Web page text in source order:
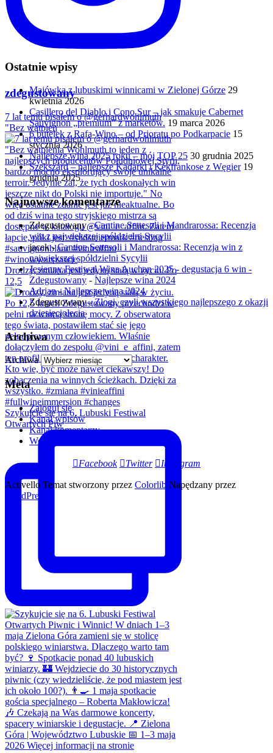
zdegustowany
7 lat temu pisałem o @gerhardwohlmuth
"Bez wątpien
Drodzy, zmiana jest jedyną stałą w życiu. Po
12,5
Szykujcie się na 6. Lubuski Festiwal
Otwartych Piw
Ostatnie wpisy
Majówka z lubuskimi winnicami w Zielonej Górze 29
kwietnia 2026
Casillero del Diablo i Cono Sur – jak smakuje Cabernet
Sauvignon „premium” z marketów. 19 marca 2026
6 butelek z Rafa-Wino – od Prioratu po Podkarpacie 15
stycznia 2026
Najlepsze wina 2025 roku – mój TOP 25 30 grudnia 2025
Szekszárd – najlepsze Kadarki i Kékfrankose z Węgier 19
grudnia 2025
Najnowsze komentarze
Zdegustowany-Cantine Settesoli i Mandrarossa: Recenzja
win z największej spółdzielni Sycylii
jacek-Cantine Settesoli i Mandrarossa: Recenzja win z
największej spółdzielni Sycylii
Jesienny Festiwal Wina Auchan 2025 - degustacja 6 win -
Zdegustowany - Najlepsze wina 2024
Adrian-Najlepsze wina 2024
Zdegustowany-Złogi, czyli wszystkiego najlepszego z okazji
dziesięciolecia
Archiwa
Archiwa
Meta
Zaloguj się
Kanał wpisów
Kanał komentarzy
WordPress.org
Facebook Twitter Instagram
Activello Temat stworzony przez Colorlib Napędzany przez
WordPress